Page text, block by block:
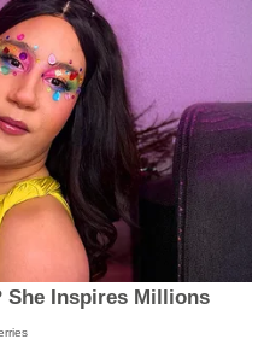
She Inspires Millions